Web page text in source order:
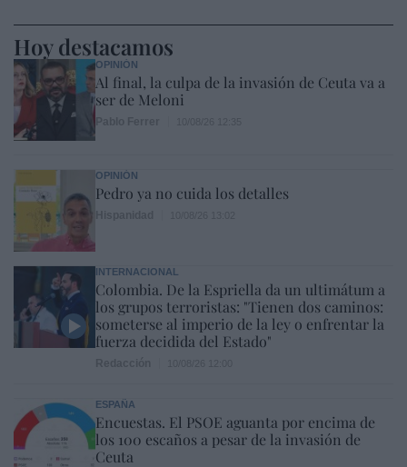
Hoy destacamos
OPINIÓN
Al final, la culpa de la invasión de Ceuta va a
ser de Meloni
OPINIÓN
Pedro ya no cuida los detalles
INTERNACIONAL
Colombia. De la Espriella da un ultimátum a
los grupos terroristas: "Tienen dos caminos:
someterse al imperio de la ley o enfrentar la
fuerza decidida del Estado"
ESPAÑA
Encuestas. El PSOE aguanta por encima de
los 100 escaños a pesar de la invasión de
Ceuta